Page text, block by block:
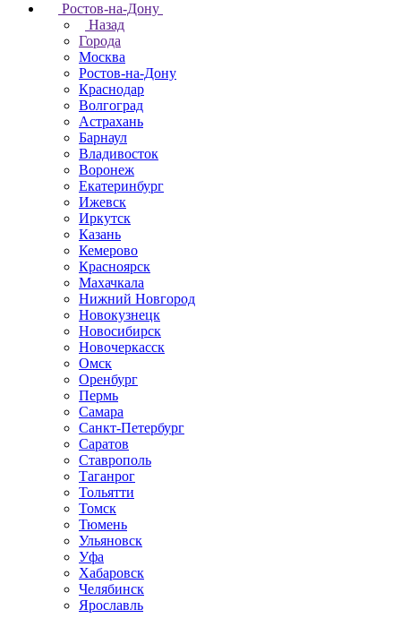
Ростов-на-Дону
Назад
Города
Москва
Ростов-на-Дону
Краснодар
Волгоград
Астрахань
Барнаул
Владивосток
Воронеж
Екатеринбург
Ижевск
Иркутск
Казань
Кемерово
Красноярск
Махачкала
Нижний Новгород
Новокузнецк
Новосибирск
Новочеркаcск
Омск
Оренбург
Пермь
Самара
Санкт-Петербург
Саратов
Ставрополь
Таганрог
Тольятти
Томск
Тюмень
Ульяновск
Уфа
Хабаровск
Челябинск
Ярославль